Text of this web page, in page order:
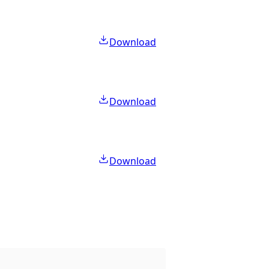
Download
Download
Download